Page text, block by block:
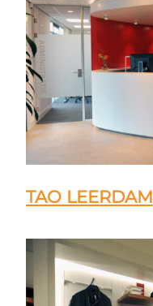
TAO LEERDAM